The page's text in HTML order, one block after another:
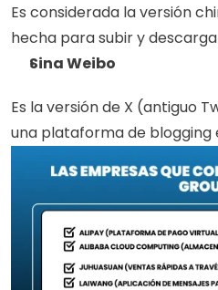
Es considerada la versión
hecha para subir y
Sina Weibo
Es la versión de X (antiguo
una plataforma de blogging